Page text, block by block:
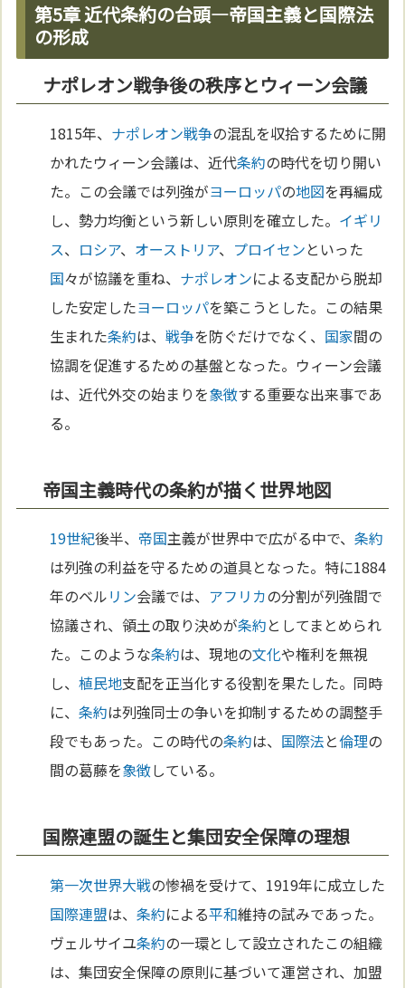
第5章 近代条約の台頭—帝国主義と国際法
の形成
ナポレオン戦争後の秩序とウィーン会議
1815年、 ナポレオン戦争の混乱を収拾するために開
かれたウィーン会議は、近代条約の時代を切り開い
た。この会議では列強がヨーロッパの地図を再編成
し、勢力均衡という新しい原則を確立した。 イギリ
ス、 ロシア、 オーストリア、 プロイセンといった
国々が協議を重ね、 ナポレオンによる支配から脱却
した安定したヨーロッパを築こうとした。この結果
生まれた条約は、戦争を防ぐだけでなく、 国家間の
協調を促進するための基盤となった。ウィーン会議
は、近代外交の始まりを象徴する重要な出来事であ
る。
帝国主義時代の条約が描く世界地図
19世紀後半、 帝国主義が世界中で広がる中で、条約
は列強の利益を守るための道具となった。特に1884
年のベルリン会議では、 アフリカの分割が列強間で
協議され、領土の取り決めが条約としてまとめられ
た。このような条約は、現地の文化や権利を無視
し、植民地支配を正当化する役割を果たした。同時
に、条約は列強同士の争いを抑制するための調整手
段でもあった。この時代の条約は、 国際法と倫理の
間の葛藤を象徴している。
国際連盟の誕生と集団安全保障の理想
第一次世界大戦の惨禍を受けて、1919年に成立した
国際連盟は、条約による平和維持の試みであった。
ヴェルサイユ条約の一環として設立されたこの組織
は、集団安全保障の原則に基づいて運営され、加盟